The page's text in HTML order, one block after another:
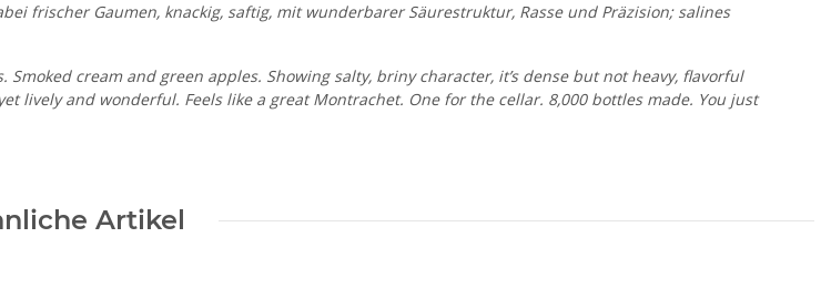
frischer Gaumen, knackig, saftig, mit wunderbarer Säurestruktur, Rasse und Präzision; salines
cream and green apples. Showing salty, briny character, it’s dense but not heavy, flavorful
lively and wonderful. Feels like a great Montrachet. One for the cellar. 8,000 bottles made. You just
Artikel